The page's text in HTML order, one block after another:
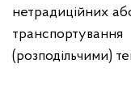
нетрадиційних
(розподільчими)